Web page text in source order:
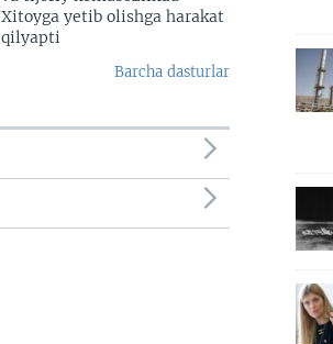
Xitoyga yetib olishga harakat
qilyapti
Barcha dasturlar